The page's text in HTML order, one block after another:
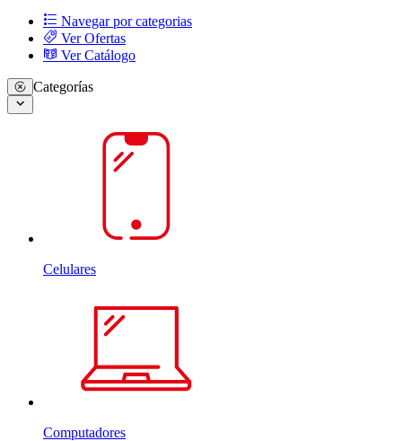
Navegar por categorias
Ver Ofertas
Ver Catálogo
Categorías
Celulares
Computadores